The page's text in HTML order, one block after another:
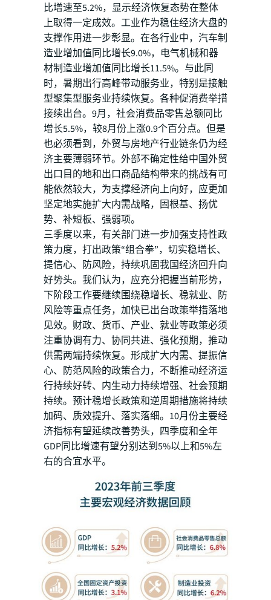
比增速至5.2%，显示经济恢复态势在整体
上取得一定成效。工业作为稳住经济大盘的
支撑作用进一步彰显。在各行业中，汽车制
造业增加值同比增长9.0%，电气机械和器
材制造业增加值同比增长11.5%。与此同
时，暑期出行高峰带动服务业，特别是接触
型聚集型服务业持续恢复。各种促消费举措
接续出台。9月，社会消费品零售总额同比
增长5.5%，较8月份上涨0.9个百分点。但是
也必须看到，外贸与房地产行业链条仍为经
济主要薄弱环节。外部不确定性给中国外贸
出口目的地和出口商品结构带来的挑战有可
能依然较大，为支撑经济向上向好，应更加
坚定地实施扩大内需战略，固根基、扬优
势、补短板、强弱项。
三季度以来，有关部门进一步加强支持性政
策力度，打出政策“组合拳”，切实稳增长、
提信心、防风险，持续巩固我国经济回升向
好势头。我们认为，应充分把握当前形势，
下阶段工作要继续围绕稳增长、稳就业、防
风险等重点任务，加快已出台政策举措落地
见效。财政、货币、产业、就业等政策必须
注重协调有力、协同共进、强化预期，推动
供需两端持续恢复。形成扩大内需、提振信
心、防范风险的政策合力，不断推动经济运
行持续好转、内生动力持续增强、社会预期
持续。预计稳增长政策和逆周期措施将持续
加码、质效提升、落实落细。10月份主要经
济指标有望延续改善势头，四季度和全年
GDP同比增速有望分别达到5%以上和5%左
右的合宜水平。